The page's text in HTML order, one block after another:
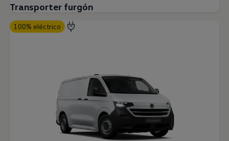
Transporter furgón
100% eléctrico